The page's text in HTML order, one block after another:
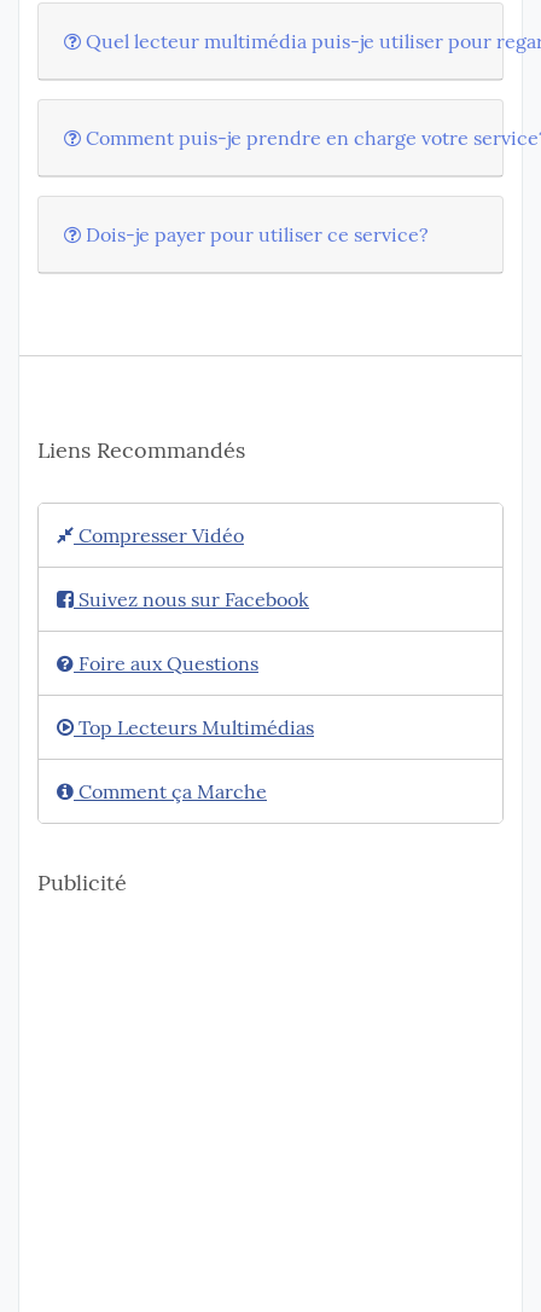
Quel lecteur multimédia puis-je utiliser pour
Comment puis-je prendre en charge votre
Dois-je payer pour utiliser ce service?
Liens Recommandés
Compresser Vidéo
Suivez nous sur Facebook
Foire aux Questions
Top Lecteurs Multimédias
Comment ça Marche
Publicité